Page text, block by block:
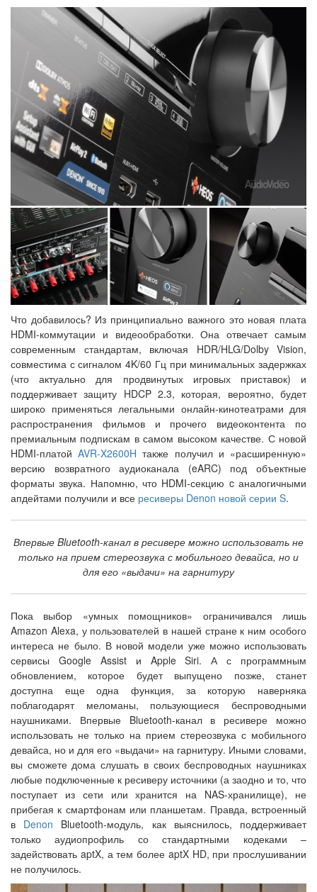
Что добавилось? Из принципиально важного это новая плата
HDMI-коммутации и видеообработки. Она отвечает самым
современным стандартам, включая HDR/HLG/Dolby Vision,
совместима с сигналом 4K/60 Гц при минимальных задержках
(что актуально для продвинутых игровых приставок) и
поддерживает защиту HDCP 2.3, которая, вероятно, будет
широко применяться легальными онлайн-кинотеатрами для
распространения фильмов и прочего видеоконтента по
премиальным подпискам в самом высоком качестве. С новой
HDMI-платойAVR-X2600H также получил и «расширенную»
версию возвратного аудиоканала (eARC) под объектные
форматы звука. Напомню, что HDMI-секцию c аналогичными
апдейтами получили и все ресиверы Denon новой серии S.
Впервые Bluetooth-канал в ресивере можно использовать не
только на прием стереозвука с мобильного девайса, но и
для его «выдачи» на гарнитуру
Пока выбор «умных помощников» ограничивался лишь
Amazon Alexa, у пользователей в нашей стране к ним особого
интереса не было. В новой модели уже можно использовать
сервисы Google Assist и Apple Siri. А с программным
обновлением, которое будет выпущено позже, станет
доступна еще одна функция, за которую наверняка
поблагодарят меломаны, пользующиеся беспроводными
наушниками. Впервые Bluetooth-канал в ресивере можно
использовать не только на прием стереозвука с мобильного
девайса, но и для его «выдачи» на гарнитуру. Иными словами,
вы сможете дома слушать в своих беспроводных наушниках
любые подключенные к ресиверу источники (а заодно и то, что
поступает из сети или хранится на NAS-хранилище), не
прибегая к смартфонам или планшетам. Правда, встроенный
в Denon Bluetooth-модуль, как выяснилось, поддерживает
только аудиопрофиль со стандартными кодеками –
задействовать aptX, а тем более aptX HD, при прослушивании
не получилось.